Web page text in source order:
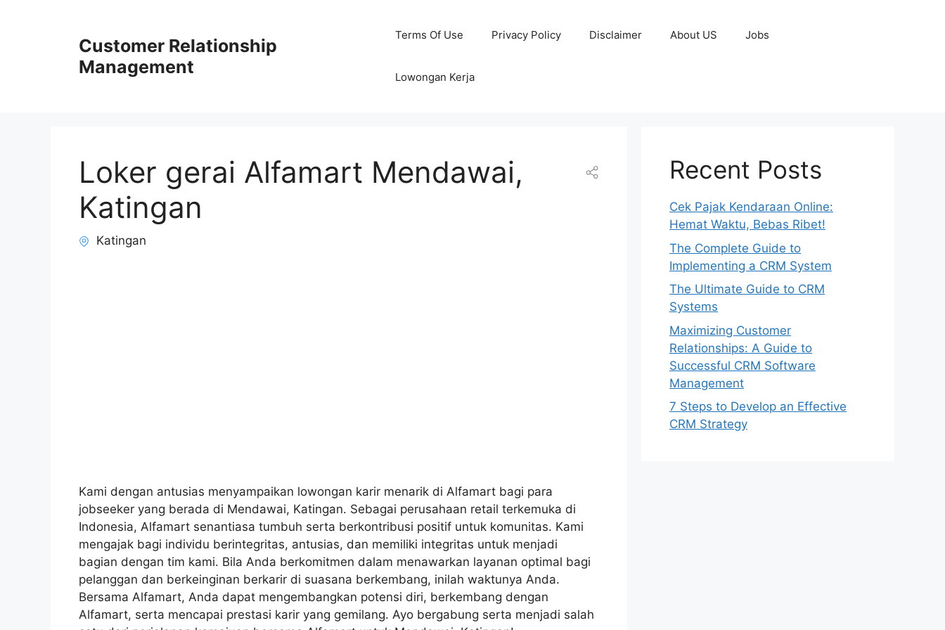
Customer Relationship
Management
Terms Of Use Privacy Policy Disclaimer About US Jobs
Lowongan Kerja
Loker gerai Alfamart Mendawai,
Katingan
Katingan
Kami dengan antusias menyampaikan lowongan karir menarik di Alfamart bagi para
jobseeker yang berada di Mendawai, Katingan. Sebagai perusahaan retail terkemuka di
Indonesia, Alfamart senantiasa tumbuh serta berkontribusi positif untuk komunitas. Kami
mengajak bagi individu berintegritas, antusias, dan memiliki integritas untuk menjadi
bagian dengan tim kami. Bila Anda berkomitmen dalam menawarkan layanan optimal bagi
pelanggan dan berkeinginan berkarir di suasana berkembang, inilah waktunya Anda.
Bersama Alfamart, Anda dapat mengembangkan potensi diri, berkembang dengan
Alfamart, serta mencapai prestasi karir yang gemilang. Ayo bergabung serta menjadi salah
Recent Posts
Cek Pajak Kendaraan Online:
Hemat Waktu, Bebas Ribet!
The Complete Guide to
Implementing a CRM System
The Ultimate Guide to CRM
Systems
Maximizing Customer
Relationships: A Guide to
Successful CRM Software
Management
7 Steps to Develop an Effective
CRM Strategy